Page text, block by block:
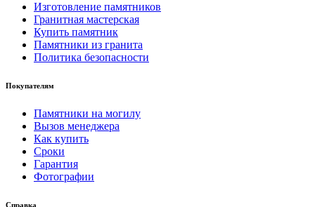
Изготовление памятников
Гранитная мастерская
Купить памятник
Памятники из гранита
Политика безопасности
Покупателям
Памятники на могилу
Вызов менеджера
Как купить
Сроки
Гарантия
Фотографии
Справка